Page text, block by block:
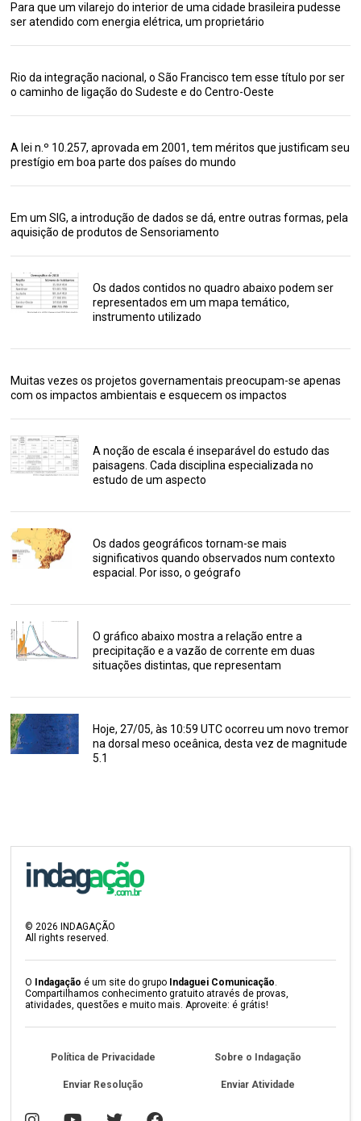
Para que um vilarejo do interior de uma cidade brasileira pudesse
ser atendido com energia elétrica, um proprietário
Rio da integração nacional, o São Francisco tem esse título por ser
o caminho de ligação do Sudeste e do Centro-Oeste
A lei n.º 10.257, aprovada em 2001, tem méritos que justificam seu
prestígio em boa parte dos países do mundo
Em um SIG, a introdução de dados se dá, entre outras formas, pela
aquisição de produtos de Sensoriamento
Os dados contidos no quadro abaixo podem ser
representados em um mapa temático,
instrumento utilizado
Muitas vezes os projetos governamentais preocupam-se apenas
com os impactos ambientais e esquecem os impactos
A noção de escala é inseparável do estudo das
paisagens. Cada disciplina especializada no
estudo de um aspecto
Os dados geográficos tornam-se mais
significativos quando observados num contexto
espacial. Por isso, o geógrafo
O gráfico abaixo mostra a relação entre a
precipitação e a vazão de corrente em duas
situações distintas, que representam
Hoje, 27/05, às 10:59 UTC ocorreu um novo tremor
na dorsal meso oceânica, desta vez de magnitude
5.1
©2026 INDAGAÇÃO
All rights reserved.
O Indagação é um site do grupo Indaguei Comunicação.
Compartilhamos conhecimento gratuito através de provas,
atividades, questões e muito mais. Aproveite: é grátis!
Política de Privacidade Sobre o Indagação
Enviar Resolução Enviar Atividade